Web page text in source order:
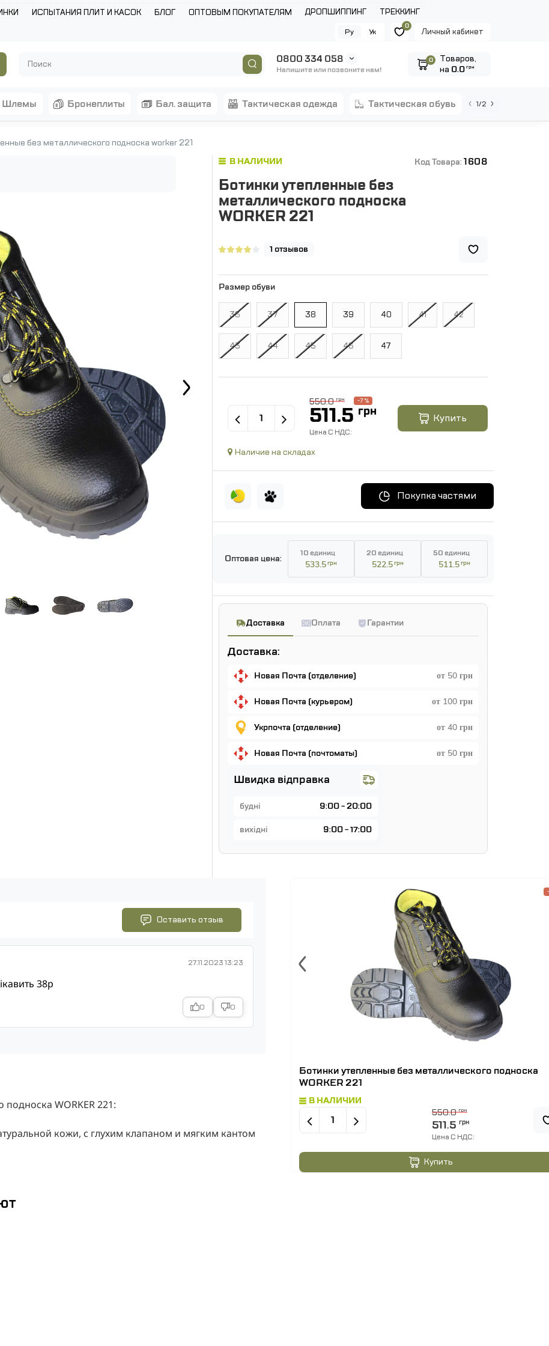
ИСПЫТАНИЯ ПЛИТ И КАСОК БЛОГ ОПТОВЫМ ПОКУПАТЕЛЯМ ДРОПШИППИНГ
ТРЕККИНГ
Личный кабинет
0
Ру Ук
0800 334 058
Напишите или позвоните нам!
0
Tоваров,
на 0.0грн
шлемы бронеплиты бал. защита тактическая одежда тактическая обувь 1/2
без металлического подноска worker 221
В НАЛИЧИИ Код Товара:1608
Ботинки утепленные без
металлического подноска
WORKER 221
1 отзывов
Размер обуви
36 37 38 39 40 41 42
43 44 45 46 47
550.0грн -7 %
511.5 грн
Цена C НДС:
Купить
Наличие на складах
Покупка частями
Оптовая цена: 10 единиц
533.5грн
20 единиц
522.5грн
50 единиц
511.5грн
Доставка Оплата Гарантии
Доставка:
Новая Почта (отделение) от 50 грн
Новая Почта (курьером) от 100 грн
Укрпочта (отделение) от 40 грн
Новая Почта (почтоматы) от 50 грн
Швидка відправка
будні 9:00 - 20:00
вихідні 9:00 - 17:00
Оставить отзыв
27.11.2023 13:23
38р
0 0
WORKER 221:
кожи, с глухим клапаном и мягким кантом
обладающий сопротивлением к кислотам
ходовой поверхности.
Ботинки утепленные без металлического подноска
WORKER 221
В НАЛИЧИИ
550.0грн
511.5 грн
Цена C НДС:
Купить